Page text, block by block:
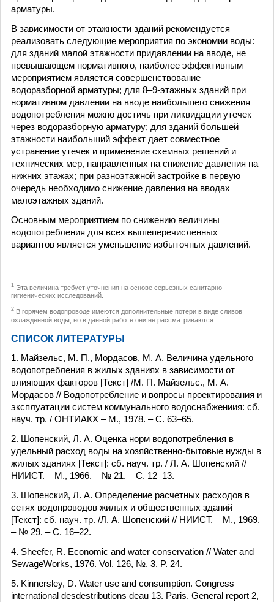
арматуры.
В зависимости от этажности зданий рекомендуется
реализовать следующие мероприятия по экономии воды:
для зданий малой этажности придавлении на вводе, не
превышающем нормативного, наиболее эффективным
мероприятием является совершенствование
водоразборной арматуры; для 8–9-этажных зданий при
нормативном давлении на вводе наибольшего снижения
водопотребления можно достичь при ликвидации утечек
через водоразборную арматуру; для зданий большей
этажности наибольший эффект дает совместное
устранение утечек и применение схемных решений и
технических мер, направленных на снижение давления на
нижних этажах; при разноэтажной застройке в первую
очередь необходимо снижение давления на вводах
малоэтажных зданий.
Основным мероприятием по снижению величины
водопотребления для всех вышеперечисленных
вариантов является уменьшение избыточных давлений.
1 Эта величина требует уточнения на основе серьезных санитарно-
гигиенических исследований.
2 В горячем водопроводе имеются дополнительные потери в виде сливов
охлажденной воды, но в данной работе они не рассматриваются.
СПИСОК ЛИТЕРАТУРЫ
1. Майзельс, М. П., Мордасов, М. А. Величина удельного
водопотребления в жилых зданиях в зависимости от
влияющих факторов [Текст] /М. П. Майзельс., М. А.
Мордасов // Водопотребление и вопросы проектирования и
эксплуатации систем коммунального водоснабжениия: сб.
науч. тр. / ОНТИАКХ – М., 1978. – С. 63–65.
2. Шопенский, Л. А. Оценка норм водопотребления в
удельный расход воды на хозяйственно-бытовые нужды в
жилых зданиях [Текст]: сб. науч. тр. / Л. А. Шопенский //
НИИСТ. – М., 1966. – № 21. – С. 12–13.
3. Шопенский, Л. А. Определение расчетных расходов в
сетях водопроводов жилых и общественных зданий
[Текст]: сб. науч. тр. /Л. А. Шопенский // НИИСТ. – М., 1969.
– № 29. – С. 16–22.
4. Sheefer, R. Economic and water conservation // Water and
SewageWorks, 1976. Vol. 126, №. 3. P. 24.
5. Kinnersley, D. Water use and consumption. Congress
international desdestributions deau 13. Paris. General report 2,